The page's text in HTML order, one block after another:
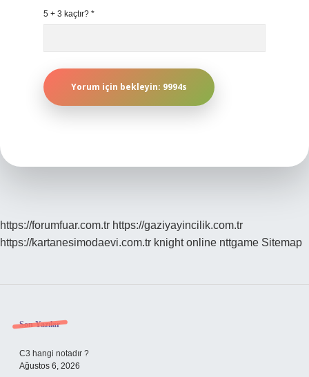
5 + 3 kaçtır? *
https://forumfuar.com.tr https://gaziyayincilik.com.tr
https://kartanesimodaevi.com.tr knight online nttgame Sitemap
Sidebar
Son Yazılar
C3 hangi notadır ?
Ağustos 6, 2026